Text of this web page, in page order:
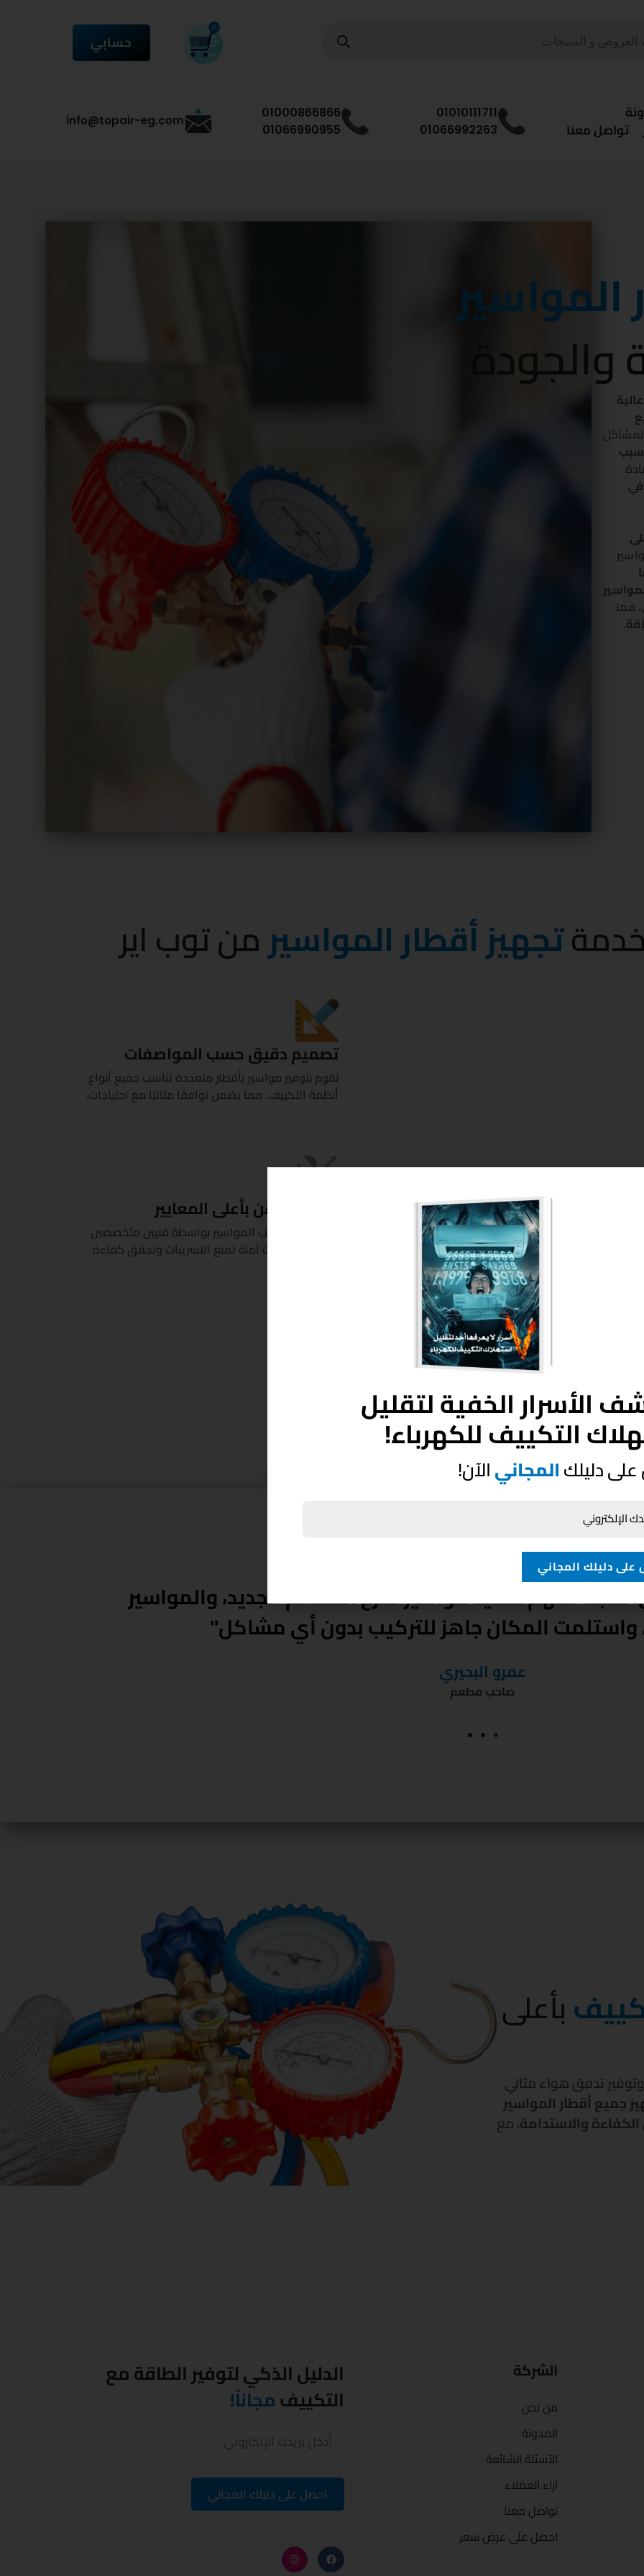
0
CARTحسابي
تواصل معنا
01010111711
01066992263
01000866866
01066990955
info@topair-eg.com
مما
.
خدمةتجهيز أقطار المواسيرمن توب اير
تصميم دقيق حسب المواصفات
نقوم بتوفير مواسير بأقطار متعددة تناسب جميع أنواع
أنظمة التكييف، مما يضمن توافقًا مثاليًا مع احتياجات.
تركيب متقن بأعلى المعايير
يتم تجهيز وتركيب المواسير بواسطة فنيين متخصصين
لضمان توصيلات آمنة تمنع التسريبات وتحقق كفاءة
مهمة ولازم تكون معمولة صح، والناس دي بصراحة فاهمين
ممتازة، وركبوا المواسير بدون أي بهدلة في الشقة"
حسام الدالي
صاحب مكتب استشارات هندسية
بأعلى
تدفق هواء مثالي
جميع أقطار المواسير
والاستدامة، مع
الشركة
من نحن
المدونة
الأسئلة الشائعة
آراء العملاء
تواصل معنا
احصل على عرض سعر
الدليل الذكي لتوفير الطاقة مع
التكييفمجاناً!
احصل على دليلك المجاني
c
e
b
s
t
a
الأسرار الخفية لتقليل
التكييف للكهرباء!
دليلكالمجانيالآن!
على دليلك المجاني